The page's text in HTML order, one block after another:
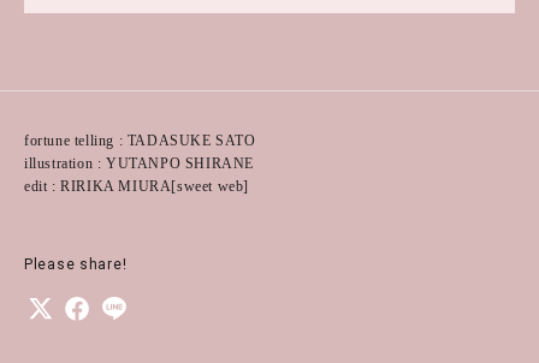
fortune telling : TADASUKE SATO
illustration : YUTANPO SHIRANE
edit : RIRIKA MIURA[sweet web]
Please share!